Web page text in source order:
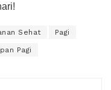
Sehat Pagi
Pagi